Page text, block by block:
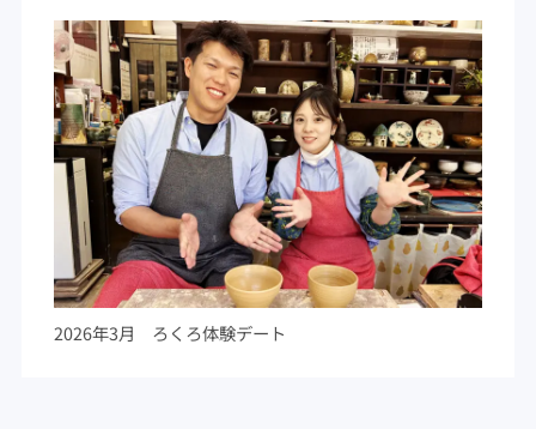
2026年3月 ろくろ体験デート